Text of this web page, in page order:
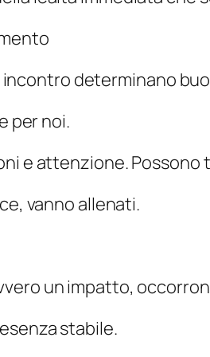
determinano
per noi.
e attenzione.
vanno allenati.
un impatto,
stabile.